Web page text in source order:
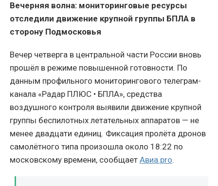
Вечерняя волна: мониторинговые ресурсы
отследили движение крупной группы БПЛА в
сторону Подмосковья
Вечер четверга в центральной части России вновь
прошёл в режиме повышенной готовности. По
данным профильного мониторингового телеграм-
канала «Радар ПЛЮС • БПЛА», средства
воздушного контроля выявили движение крупной
группы беспилотных летательных аппаратов — не
менее двадцати единиц. Фиксация пролёта дронов
самолётного типа произошла около 18:22 по
московскому времени, сообщает Авиа.pro.